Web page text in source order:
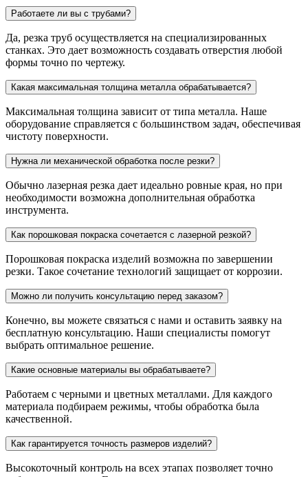
Работаете ли вы с трубами?
Да, резка труб осуществляется на специализированных
станках. Это дает возможность создавать отверстия любой
формы точно по чертежу.
Какая максимальная толщина металла обрабатывается?
Максимальная толщина зависит от типа металла. Наше
оборудование справляется с большинством задач, обеспечивая
чистоту поверхности.
Нужна ли механической обработка после резки?
Обычно лазерная резка дает идеально ровные края, но при
необходимости возможна дополнительная обработка
инструмента.
Как порошковая покраска сочетается с лазерной резкой?
Порошковая покраска изделий возможна по завершении
резки. Такое сочетание технологий защищает от коррозии.
Можно ли получить консультацию перед заказом?
Конечно, вы можете связаться с нами и оставить заявку на
бесплатную консультацию. Наши специалисты помогут
выбрать оптимальное решение.
Какие основные материалы вы обрабатываете?
Работаем с черными и цветных металлами. Для каждого
материала подбираем режимы, чтобы обработка была
качественной.
Как гарантируется точность размеров изделий?
Высокоточный контроль на всех этапах позволяет точно